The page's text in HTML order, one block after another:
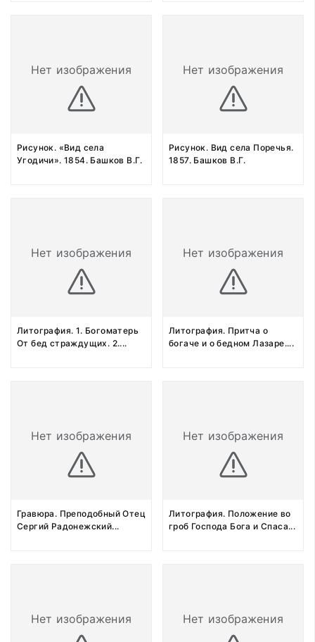
Нет изображения
Рисунок. «Вид села
Угодичи». 1854. Башков В.Г.
Нет изображения
Рисунок. Вид села Поречья.
1857. Башков В.Г.
Нет изображения
Литография. 1. Богоматерь
От бед страждущих. 2....
Нет изображения
Литография. Притча о
богаче и о бедном Лазаре....
Нет изображения
Гравюра. Преподобный Отец
Сергий Радонежский...
Нет изображения
Литография. Положение во
гроб Господа Бога и Спаса...
Нет изображения Нет изображения